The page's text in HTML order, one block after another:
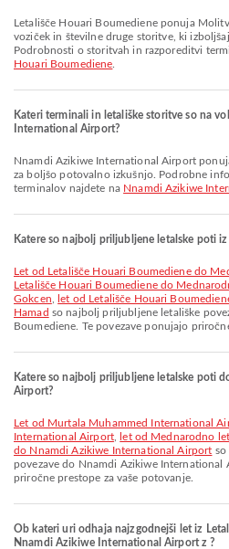
Letališče Houari Boumediene ponuja Molitvena soba, Parkirišča, Invalidenčki
voziček in številne druge storitve, ki
Podrobnosti o storitvah in razporeditvi
Houari Boumediene
Kateri terminali in letališke storitve so na
International Airport?
Nnamdi Azikiwe International Airport ponuja Taksi in številne druge storitve
za boljšo potovalno izkušnjo. Podrobne
terminalov najdete na Nnamdi Azikiwe
Katere so najbolj priljubljene letalske poti
let od Letališče Houari Boumediene do
Letališče Houari Boumediene do
Gokcen
let od Letališče Houari
Hamad so najbolj priljubljene letališke
Boumediene. Te povezave ponujajo
Katere so najbolj priljubljene letalske poti
Airport?
let od Murtala Muhammed International Airport do Nnamdi Azikiwe
International Airport,
let od Mednarodno
do Nnamdi Azikiwe International Airport so
povezave do Nnamdi Azikiwe International
priročne prestope za vaše potovanje.
Ob kateri uri odhaja najzgodnejši let iz
Nnamdi Azikiwe International Airport z ?